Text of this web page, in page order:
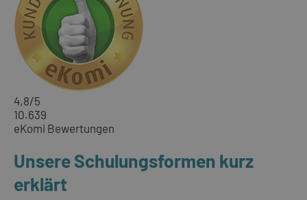
4,8/5
10.639
eKomi Bewertungen
Unsere Schulungsformen kurz
erklärt